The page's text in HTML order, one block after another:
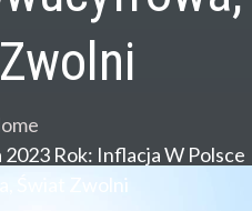
Rok: Inflacja W Polsce
Świat Zwolni